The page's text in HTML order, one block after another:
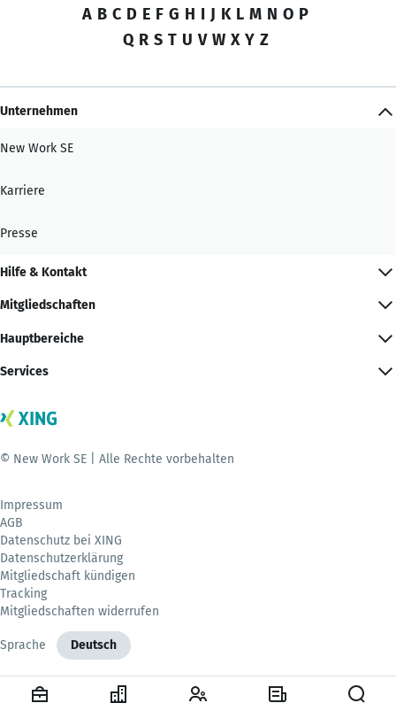
A B C D E F G H I J K L M N O P
Q R S T U V W X Y Z
Unternehmen
New Work SE
Karriere
Presse
Hilfe & Kontakt
Mitgliedschaften
Hauptbereiche
Services
© New Work SE | Alle Rechte vorbehalten
Impressum
AGB
Datenschutz bei XING
Datenschutzerklärung
Mitgliedschaft kündigen
Tracking
Mitgliedschaften widerrufen
Sprache Deutsch